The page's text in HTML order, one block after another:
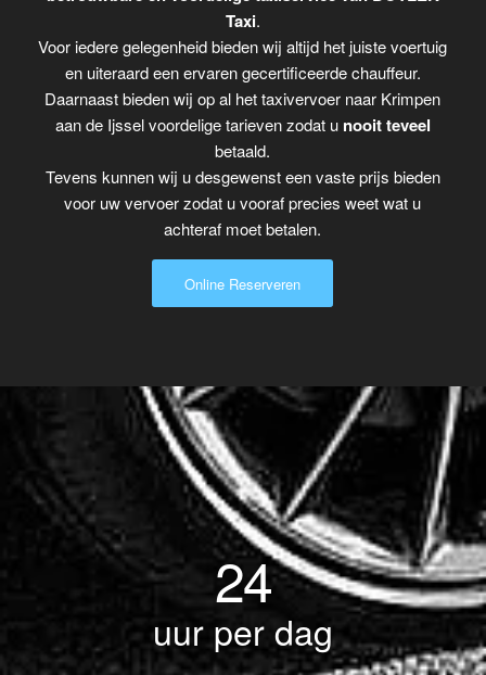
Taxi.
Voor iedere gelegenheid bieden wij altijd het juiste voertuig
en uiteraard een ervaren gecertificeerde chauffeur.
Daarnaast bieden wij op al het taxivervoer naar Krimpen
aan de Ijssel voordelige tarieven zodat u nooit teveel
betaald.
Tevens kunnen wij u desgewenst een vaste prijs bieden
voor uw vervoer zodat u vooraf precies weet wat u
achteraf moet betalen.
Online Reserveren
24
uur per dag